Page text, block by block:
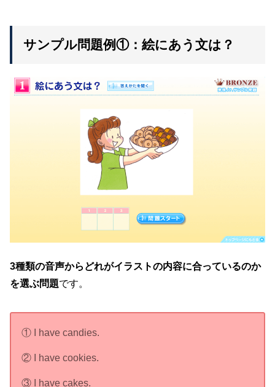
サンプル問題例①：絵にあう文は？
3種類の音声からどれがイラストの内容に合っているのか
を選ぶ問題です。
① I have candies.
② I have cookies.
③ I have cakes.